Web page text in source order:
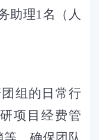
助理1名（人
组的日常行
项目经费管